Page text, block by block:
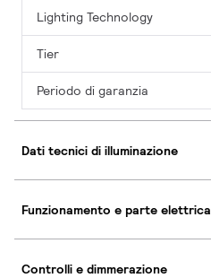
Lighting Technology
Tier
Periodo di garanzia
Dati tecnici di illuminazione
Funzionamento e parte elettrica
Controlli e dimmerazione